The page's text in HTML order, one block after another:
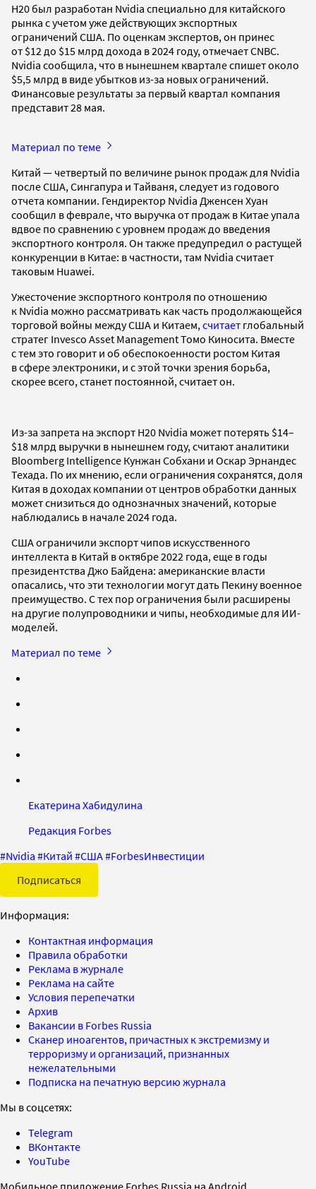
H20 был разработан Nvidia специально для китайского
рынка с учетом уже действующих экспортных
ограничений США. По оценкам экспертов, он принес
от $12 до $15 млрд дохода в 2024 году, отмечает CNBC.
Nvidia сообщила, что в нынешнем квартале спишет около
$5,5 млрд в виде убытков из-за новых ограничений.
Финансовые результаты за первый квартал компания
представит 28 мая.
Материал по теме
Китай — четвертый по величине рынок продаж для Nvidia
после США, Сингапура и Тайваня, следует из годового
отчета компании. Гендиректор Nvidia Дженсен Хуан
сообщил в феврале, что выручка от продаж в Китае упала
вдвое по сравнению с уровнем продаж до введения
экспортного контроля. Он также предупредил о растущей
конкуренции в Китае: в частности, там Nvidia считает
таковым Huawei.
Ужесточение экспортного контроля по отношению
к Nvidia можно рассматривать как часть продолжающейся
торговой войны между США и Китаем, считает глобальный
стратег Invesco Asset Management Томо Киносита. Вместе
с тем это говорит и об обеспокоенности ростом Китая
в сфере электроники, и с этой точки зрения борьба,
скорее всего, станет постоянной, считает он.
Из-за запрета на экспорт H20 Nvidia может потерять $14–
$18 млрд выручки в нынешнем году, считают аналитики
Bloomberg Intelligence Кунжан Собхани и Оскар Эрнандес
Техада. По их мнению, если ограничения сохранятся, доля
Китая в доходах компании от центров обработки данных
может снизиться до однозначных значений, которые
наблюдались в начале 2024 года.
США ограничили экспорт чипов искусственного
интеллекта в Китай в октябре 2022 года, еще в годы
президентства Джо Байдена: американские власти
опасались, что эти технологии могут дать Пекину военное
преимущество. С тех пор ограничения были расширены
на другие полупроводники и чипы, необходимые для ИИ-
моделей.
Материал по теме
Екатерина Хабидулина
Редакция Forbes
#Nvidia #Китай #США#ForbesИнвестиции
Подписаться
Информация:
Контактная информация
Правила обработки
Реклама в журнале
Реклама на сайте
Условия перепечатки
Архив
Вакансии в Forbes Russia
Сканер иноагентов, причастных к экстремизму и
терроризму и организаций, признанных
нежелательными
Подписка на печатную версию журнала
Мы в соцсетях:
Telegram
ВКонтакте
YouTube
Мобильное приложение Forbes Russia на Android